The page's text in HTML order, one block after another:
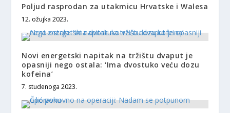
Poljud rasprodan za utakmicu Hrvatske i Walesa
12. ožujka 2023.
Novi energetski napitak na tržištu dvaput je
opasniji nego ostala: ‘Ima dvostuko veću dozu
kofeina’
7. studenoga 2023.